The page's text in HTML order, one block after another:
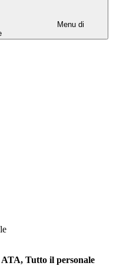
Menu di
Tutto il personale